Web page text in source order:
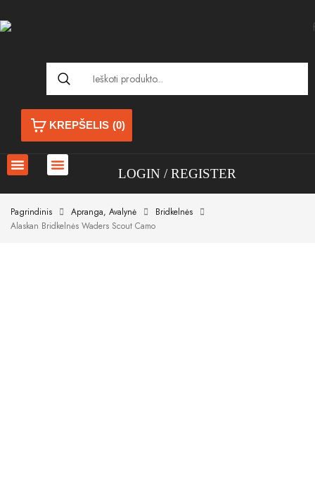
KREPŠELIS (0)
LOGIN REGISTER
Pagrindinis Apranga, Avalynė
Bridkelnės
Alaskan Bridkelnės Waders Scout Camo